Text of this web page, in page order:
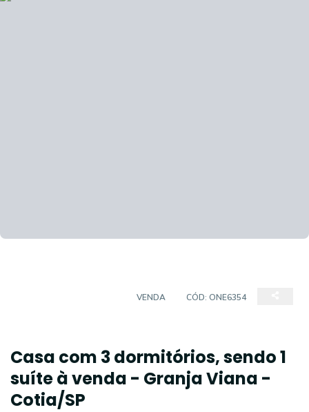
VENDA CÓD: ONE6354
Casa com 3 dormitórios, sendo 1
suíte à venda - Granja Viana -
Cotia/SP